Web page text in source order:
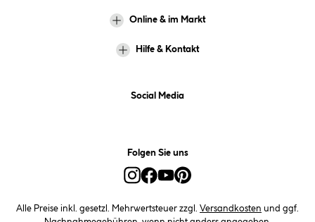
Online & im Markt
Hilfe & Kontakt
Social Media
Folgen Sie uns
Alle Preise inkl. gesetzl. Mehrwertsteuer zzgl. Versandkosten und ggf.